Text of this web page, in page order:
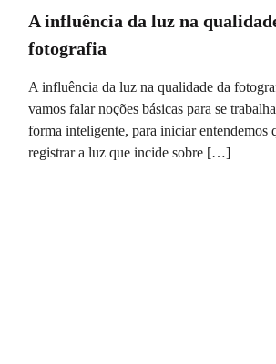
A influência da luz na
fotografia
A influência da luz na qualidade da
vamos falar noções básicas para se
forma inteligente, para iniciar entendemos
registrar a luz que incide sobre […]